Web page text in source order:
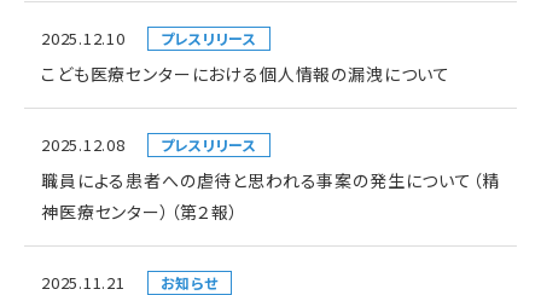
2025.12.10 プレスリリース
こども医療センターにおける個人情報の漏洩について
2025.12.08 プレスリリース
職員による患者への虐待と思われる事案の発生について（精
神医療センター）（第２報）
2025.11.21 お知らせ